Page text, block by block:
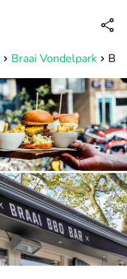
Bereikbaar tot 23:00 uur
Braai Vondelpark